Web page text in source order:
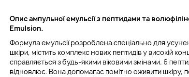
Опис ампульної емульсії з пептидами та
Emulsion.
Формула емульсії розроблена спеціально для
шкіри, містить комплекс нових пептидів у високій
справляється з будь-якими віковими змінами. 6
відновлює. Вона допомагає помітно оживити шкіру,